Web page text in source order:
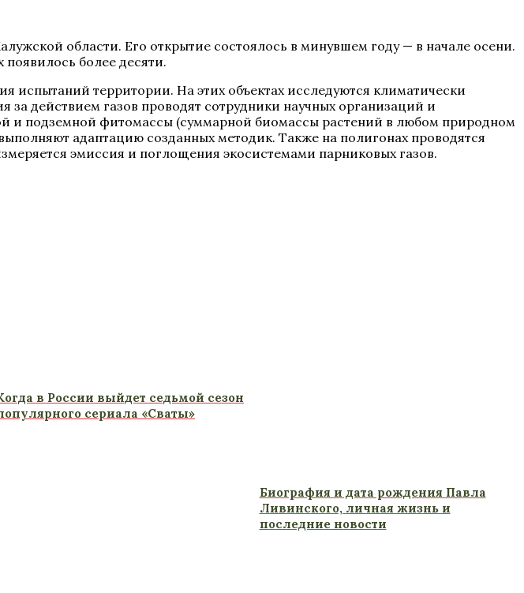
области. Его открытие состоялось в минувшем году — в начале осени.
появилось более десяти.
испытаний территории. На этих объектах исследуются климатически
действием газов проводят сотрудники научных организаций и
и подземной фитомассы (суммарной биомассы растений в любом природном
адаптацию созданных методик. Также на полигонах проводятся
эмиссия и поглощения экосистемами парниковых газов.
в России выйдет седьмой сезон
сериала «Сваты»
Биография и дата рождения Павла
Ливинского, личная жизнь и
последние новости